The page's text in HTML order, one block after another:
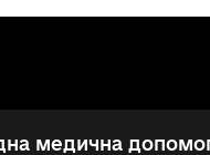
медична